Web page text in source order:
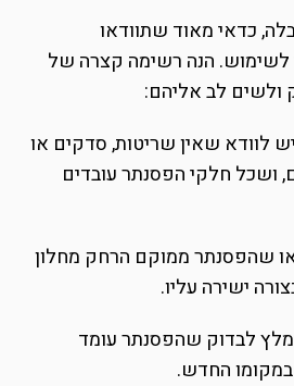
כדאי מאוד שתוודאו
לשימוש. הנה רשימה קצרה של
ולשים לב אליהם:
יש לוודא שאין שריטות, סדקים או
ושכל חלקי הפסנתר עובדים
שהפסנתר ממוקם הרחק מחלון
ישירה עליו.
לבדוק שהפסנתר עומד
במקומו החדש.